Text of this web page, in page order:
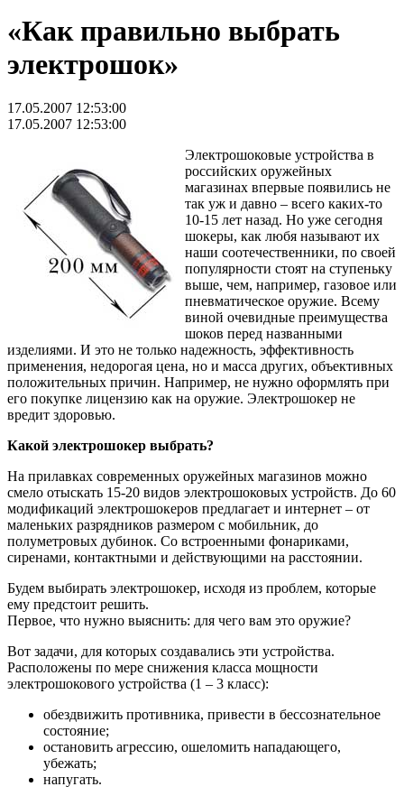
«Как правильно выбрать
электрошок»
17.05.2007 12:53:00
17.05.2007 12:53:00
Электрошоковые устройства в
российских оружейных
магазинах впервые появились не
так уж и давно – всего каких-то
10-15 лет назад. Но уже сегодня
шокеры, как любя называют их
наши соотечественники, по своей
популярности стоят на ступеньку
выше, чем, например, газовое или
пневматическое оружие. Всему
виной очевидные преимущества
шоков перед названными
изделиями. И это не только надежность, эффективность
применения, недорогая цена, но и масса других, объективных
положительных причин. Например, не нужно оформлять при
его покупке лицензию как на оружие. Электрошокер не
вредит здоровью.
Какой электрошокер выбрать?
На прилавках современных оружейных магазинов можно
смело отыскать 15-20 видов электрошоковых устройств. До 60
модификаций электрошокеров предлагает и интернет – от
маленьких разрядников размером с мобильник, до
полуметровых дубинок. Со встроенными фонариками,
сиренами, контактными и действующими на расстоянии.
Будем выбирать электрошокер, исходя из проблем, которые
ему предстоит решить.
Первое, что нужно выяснить: для чего вам это оружие?
Вот задачи, для которых создавались эти устройства.
Расположены по мере снижения класса мощности
электрошокового устройства (1 – 3 класс):
обездвижить противника, привести в бессознательное
состояние;
остановить агрессию, ошеломить нападающего,
убежать;
напугать.